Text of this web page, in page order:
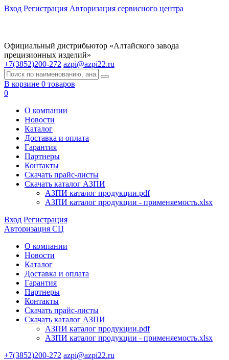
Вход Регистрация Авторизация сервисного центра
Официальный дистрибьютор «Алтайского завода
прецизионных изделий»
+7(3852)200-272 azpi@azpi22.ru
В корзине 0 товаров
0
О компании
Новости
Каталог
Доставка и оплата
Гарантия
Партнеры
Контакты
Скачать прайс-листы
Скачать каталог АЗПИ
АЗПИ каталог продукции.pdf
АЗПИ каталог продукции - применяемость.xlsx
Вход Регистрация
Авторизация СЦ
О компании
Новости
Каталог
Доставка и оплата
Гарантия
Партнеры
Контакты
Скачать прайс-листы
Скачать каталог АЗПИ
АЗПИ каталог продукции.pdf
АЗПИ каталог продукции - применяемость.xlsx
+7(3852)200-272 azpi@azpi22.ru